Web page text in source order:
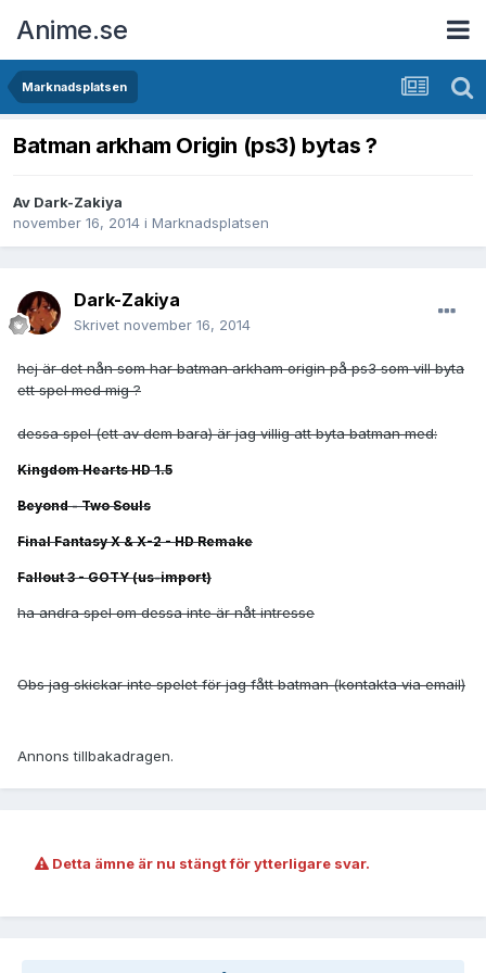
Anime.se
Marknadsplatsen
Batman arkham Origin (ps3) bytas ?
Av Dark-Zakiya
november 16, 2014 i Marknadsplatsen
Dark-Zakiya
Skrivet november 16, 2014
hej är det nån som har batman arkham origin på ps3 som vill byta
ett spel med mig ?
dessa spel (ett av dem bara) är jag villig att byta batman med:
Kingdom Hearts HD 1.5
Beyond - Two Souls
Final Fantasy X & X-2 - HD Remake
Fallout 3 - GOTY (us-import)
ha andra spel om dessa inte är nåt intresse
Obs jag skickar inte spelet för jag fått batman (kontakta via email)
Annons tillbakadragen.
Detta ämne är nu stängt för ytterligare svar.